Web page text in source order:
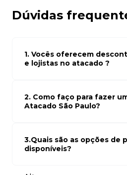
Dúvidas
1. Vocês oferecem
e lojistas no atacado ?
atacado empresas e compre com
para seu modelo de negócio
2. Como faço para fazer
Atacado São Paulo?
carrinho. Em seguida, siga as
compra. Se precisar de ajuda,
está à disposição para auxiliá-lo.
3.Quais são as opções de
disponíveis?